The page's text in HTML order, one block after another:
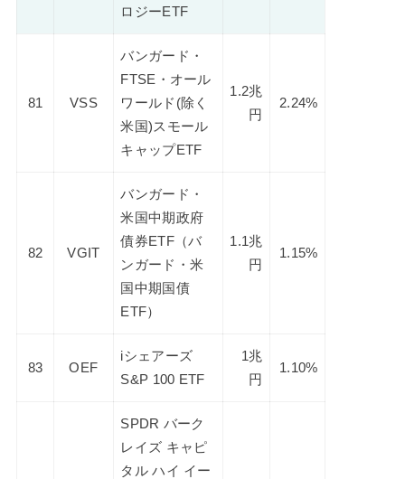
ロジーETF
81 VSS
バンガード・
FTSE・オール
ワールド(除く
米国)スモール
キャップETF
1.2兆
円
2.24%
82 VGIT
バンガード・
米国中期政府
債券ETF（バ
ンガード・米
国中期国債
ETF）
1.1兆
円
1.15%
83 OEF
iシェアーズ
S&P 100 ETF
1兆
円
1.10%
SPDR バーク
レイズ キャピ
タル ハイ イー